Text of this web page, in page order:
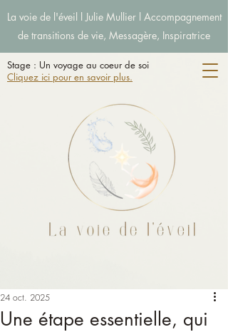
La voie de l'éveil l Julie Mullier l Accompagnement
de transitions de vie, Messagère, Inspiratrice
Stage : Un voyage au coeur de soi
Cliquez ici pour en savoir plus.
Une étape essentielle, qui
24 oct. 2025